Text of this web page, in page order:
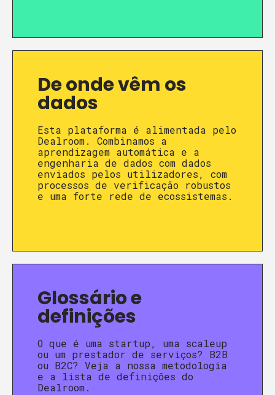
De onde vêm os
dados
Esta plataforma é alimentada pelo
Dealroom. Combinamos a
aprendizagem automática e a
engenharia de dados com dados
enviados pelos utilizadores, com
processos de verificação robustos
e uma forte rede de ecossistemas.
Glossário e
definições
O que é uma startup, uma scaleup
ou um prestador de serviços? B2B
ou B2C? Veja a nossa metodologia
e a lista de definições do
Dealroom.